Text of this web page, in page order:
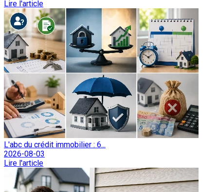
Lire l'article
L'abc du crédit immobilier : 6...
2026-08-03
Lire l'article